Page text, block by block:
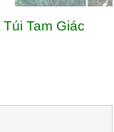
Tam Giác